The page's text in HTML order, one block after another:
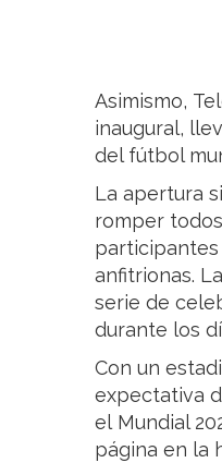
Asimismo,
inaugural,
del fútbol
La apertura
romper
anfitrionas.
serie de
durante los
Con un
expectativa
el Mundial
página en la